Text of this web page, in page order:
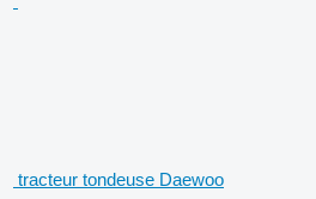
tracteur tondeuse Daewoo